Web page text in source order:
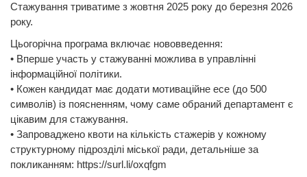
Стажування триватиме з жовтня 2025 року до березня 2026
року.
Цьогорічна програма включає нововведення:
• Вперше участь у стажуванні можлива в управлінні
інформаційної політики.
• Кожен кандидат має додати мотиваційне есе (до 500
символів) із поясненням, чому саме обраний департамент є
цікавим для стажування.
• Запроваджено квоти на кількість стажерів у кожному
структурному підрозділі міської ради, детальніше за
покликанням: https://surl.li/oxqfgm